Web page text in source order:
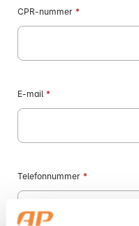
CPR-nummer *
E-mail *
Telefonnummer *